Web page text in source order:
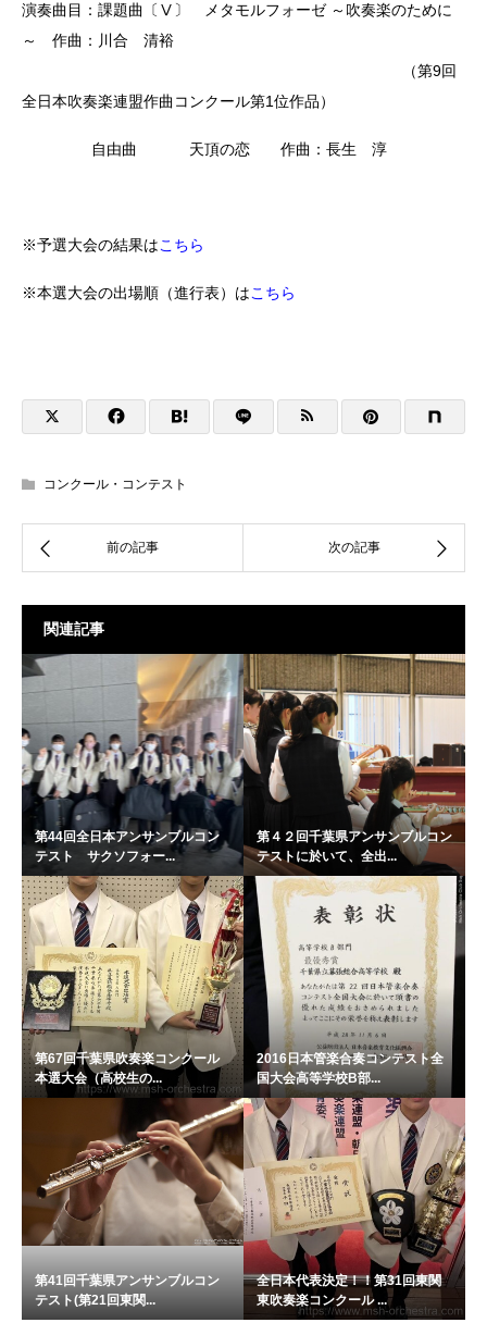
演奏曲目：課題曲〔Ⅴ〕 メタモルフォーゼ ～吹奏楽のために
～ 作曲：川合 清裕
（第9回
全日本吹奏楽連盟作曲コンクール第1位作品）
自由曲 天頂の恋 作曲：長生 淳
※予選大会の結果はこちら
※本選大会の出場順（進行表）はこちら
コンクール・コンテスト
関連記事
第44回全日本アンサンブルコン
テスト サクソフォー...
第４２回千葉県アンサンブルコン
テストに於いて、全出...
第67回千葉県吹奏楽コンクール
本選大会（高校生の...
2016日本管楽合奏コンテスト全
国大会高等学校B部...
第41回千葉県アンサンブルコン
テスト(第21回東関...
全日本代表決定！！第31回東関
東吹奏楽コンクール ...